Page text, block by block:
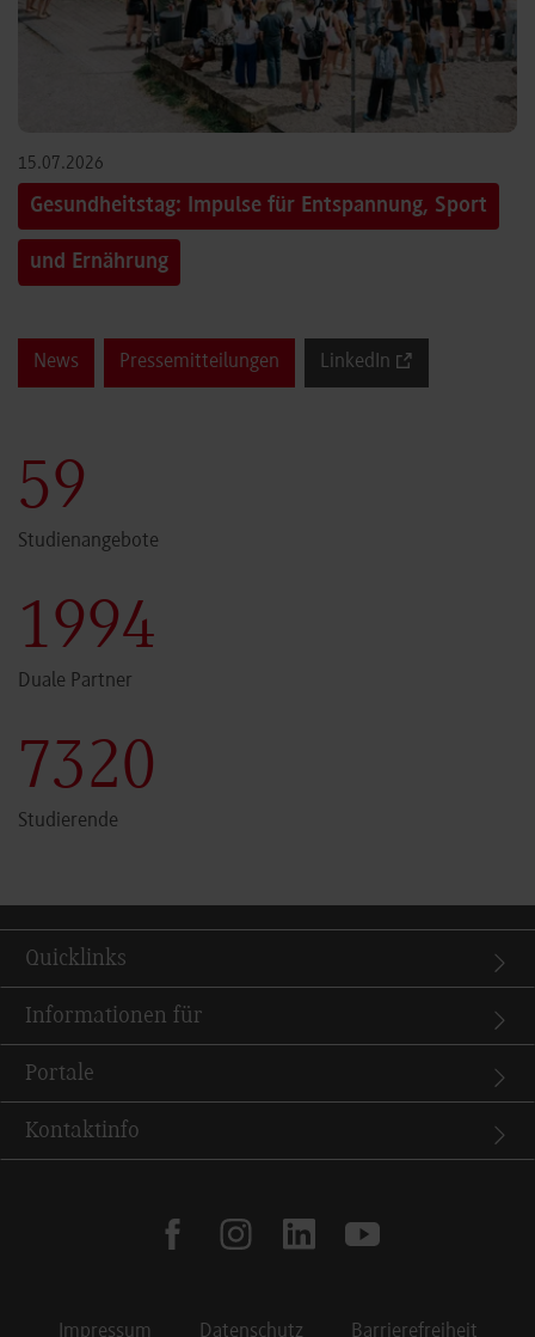
15.07.2026
Gesundheitstag: Impulse für Entspannung, Sport
und Ernährung
News Pressemitteilungen LinkedIn
59
Studienangebote
1999
Duale Partner
7340
Studierende
Quicklinks
Informationen für
Portale
Kontaktinfo
facebookinstagramlinkedin youtube